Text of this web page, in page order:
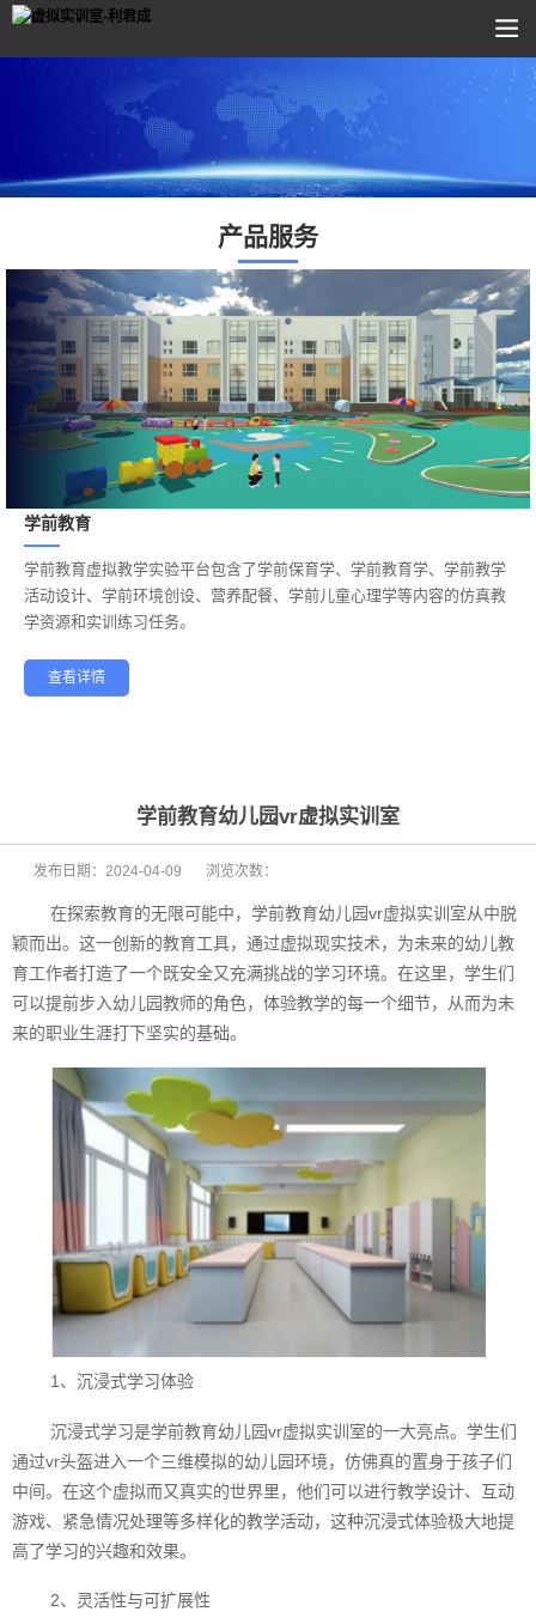
产品服务
学前教育
——
学前教育虚拟教学实验平台包含了学前保育学、学前教育学、学前教学
活动设计、学前环境创设、营养配餐、学前儿童心理学等内容的仿真教
学资源和实训练习任务。
查看详情
健康养老
学前教育幼儿园vr虚拟实训室
发布日期： 2024-04-09 浏览次数：
在探索教育的无限可能中，学前教育幼儿园vr虚拟实训室从中脱
颖而出。这一创新的教育工具，通过虚拟现实技术，为未来的幼儿教
育工作者打造了一个既安全又充满挑战的学习环境。在这里，学生们
可以提前步入幼儿园教师的角色，体验教学的每一个细节，从而为未
来的职业生涯打下坚实的基础。
1、沉浸式学习体验
沉浸式学习是学前教育幼儿园vr虚拟实训室的一大亮点。学生们
通过vr头盔进入一个三维模拟的幼儿园环境，仿佛真的置身于孩子们
中间。在这个虚拟而又真实的世界里，他们可以进行教学设计、互动
游戏、紧急情况处理等多样化的教学活动，这种沉浸式体验极大地提
高了学习的兴趣和效果。
2、灵活性与可扩展性